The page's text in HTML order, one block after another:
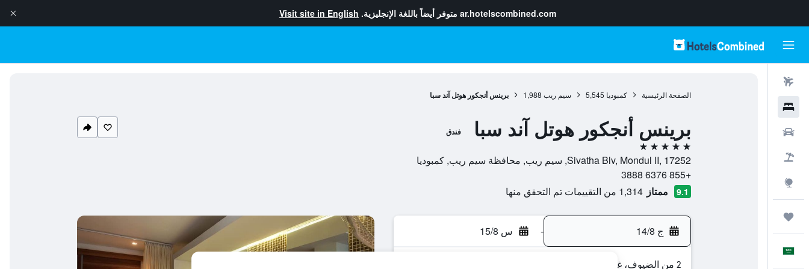
ar.hotelscombined.com متوفر أيضاً باللغة الإنجليزية. Visit site in English
الصفحة الرئيسية كمبوديا 5,545 سيم ريب 1,988 برينس أنجكور هوتل آند سبا
برينس أنجكور هوتل آند سبا فندق
5 نجوم
Sivatha Blv, Mondul II, 17252, سيم ريب, محافظة سيم ريب, كمبوديا
+855 6376 3888
9.1 ممتاز 1,314 من التقييمات تم التحقق منها
ج 14/8 - س 15/8
2 من الضيوف، غرفة واحدة